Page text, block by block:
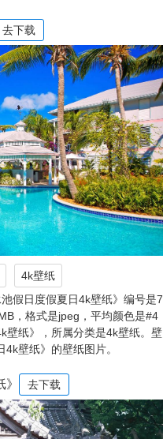
去下载
4k壁纸
假日度假夏日4k壁纸》编号是7
，格式是jpeg，平均颜色是#4
壁纸》，所属分类是4k壁纸。壁
壁纸》的壁纸图片。
去下载